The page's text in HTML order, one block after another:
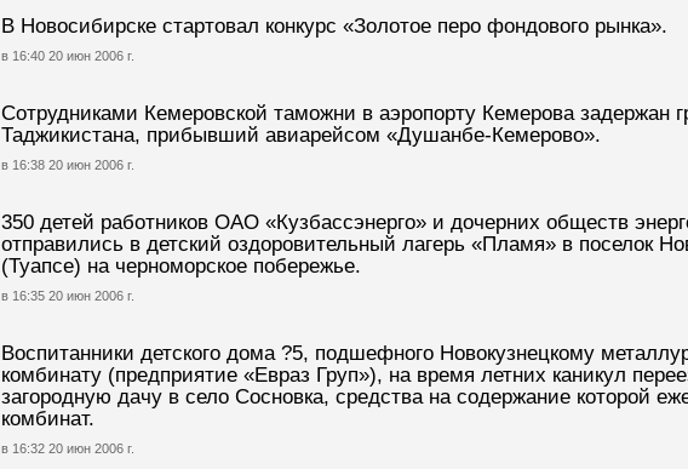
В Новосибирске стартовал конкурс «Золотое перо фондового рынка».
в 16:40 20 июн 2006 г.
Сотрудниками Кемеровской таможни в аэропорту Кемерова задержан
Таджикистана, прибывший авиарейсом «Душанбе-Кемерово».
в 16:38 20 июн 2006 г.
350 детей работников ОАО «Кузбассэнерго» и дочерних обществ
отправились в детский оздоровительный лагерь «Пламя» в поселок
(Туапсе) на черноморское побережье.
в 16:35 20 июн 2006 г.
Воспитанники детского дома ?5, подшефного Новокузнецкому
комбинату (предприятие «Евраз Груп»), на время летних каникул
загородную дачу в село Сосновка, средства на содержание которой
комбинат.
в 16:32 20 июн 2006 г.